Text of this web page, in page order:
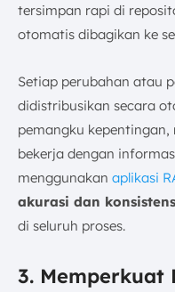
tersimpan rapi di
otomatis dibagikan ke
Setiap perubahan atau
didistribusikan secara
pemangku
bekerja dengan
menggunakan aplikasi
akurasi dan
di seluruh proses.
3. Memperkuat